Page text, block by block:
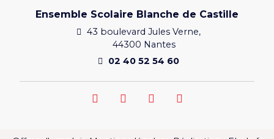
Ensemble Scolaire Blanche de Castille
43 boulevard Jules Verne,
44300 Nantes
02 40 52 54 60